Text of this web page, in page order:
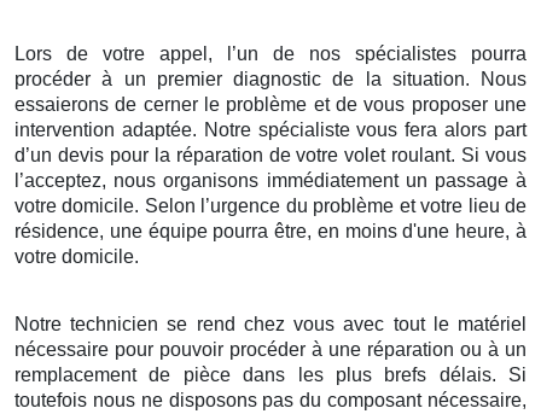
Lors de votre appel, l’un de nos spécialistes pourra
procéder à un premier diagnostic de la situation. Nous
essaierons de cerner le problème et de vous proposer une
intervention adaptée. Notre spécialiste vous fera alors part
d’un devis pour la réparation de votre volet roulant. Si vous
l’acceptez, nous organisons immédiatement un passage à
votre domicile. Selon l’urgence du problème et votre lieu de
résidence, une équipe pourra être, en moins d'une heure, à
votre domicile.
Notre technicien se rend chez vous avec tout le matériel
nécessaire pour pouvoir procéder à une réparation ou à un
remplacement de pièce dans les plus brefs délais. Si
toutefois nous ne disposons pas du composant nécessaire,